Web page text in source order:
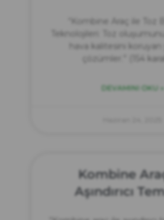
“Kombine Araç ile Toz
Teknolojileri: Toz
hava kalitesini koruyan
çözümler.” (154
DEVAMINI OKU »
Kombine
Aşındırıcı